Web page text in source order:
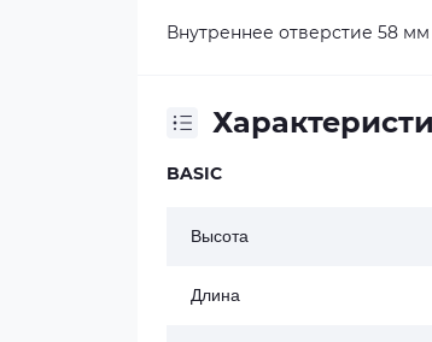
Внутреннее отверстие 58 мм
BASIC
Высота
Длина